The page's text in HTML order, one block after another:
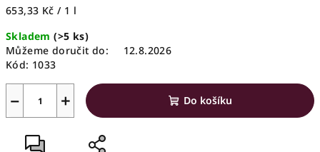
Měrná
653,33 Kč / 1 l
Skladem(>5 ks)
Můžeme doručit do:
12.8.2026
Kód: 1033
+
− Do košíku